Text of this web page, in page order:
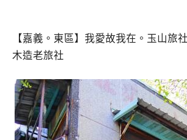
【嘉義。東區】我愛故我在。玉山旅
木造老旅社